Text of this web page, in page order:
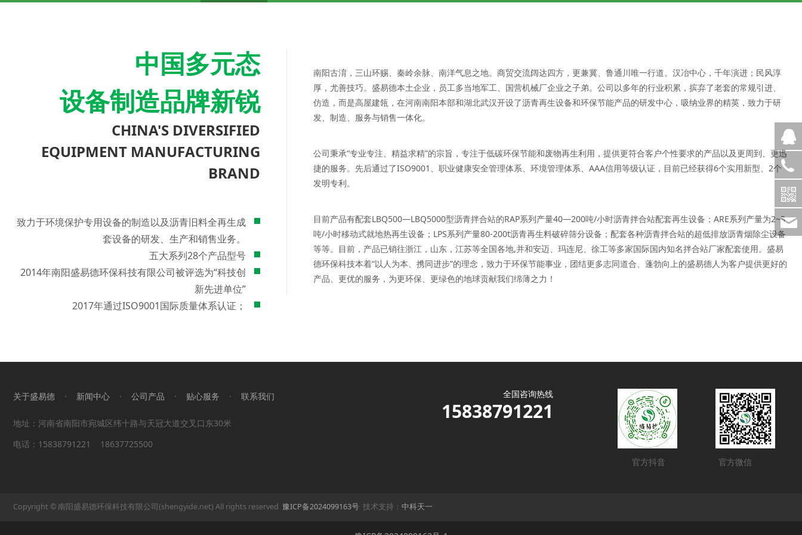
中国多元态
设备制造品牌新锐
CHINA'S DIVERSIFIED
EQUIPMENT MANUFACTURING
BRAND
致力于环境保护专用设备的制造以及沥青旧料全再生成
套设备的研发、生产和销售业务。
五大系列28个产品型号
2014年南阳盛易德环保科技有限公司被评选为“科技创
新先进单位”
2017年通过ISO9001国际质量体系认证；
南阳古淯，三山环赐、秦岭余脉、南洋气息之地。商贸交流阔达四方，更兼冀、鲁通川唯一行道。汉冶中心，千年演进；民风淳
厚，尤善技巧。盛易德本土企业，员工多当地军工、国营机械厂企业之子弟。公司以多年的行业积累，摈弃了老套的常规引进、
仿造，而是高屋建瓴，在河南南阳本部和湖北武汉开设了沥青再生设备和环保节能产品的研发中心，吸纳业界的精英，致力于研
发、制造、服务与销售一体化。
公司秉承“专业专注、精益求精”的宗旨，专注于低碳环保节能和废物再生利用，提供更符合客户个性要求的产品以及更周到、更迅
捷的服务。先后通过了ISO9001、职业健康安全管理体系、环境管理体系、AAA信用等级认证，目前已经获得6个实用新型、2个
发明专利。
目前产品有配套LBQ500—LBQ5000型沥青拌合站的RAP系列产量40—200吨/小时沥青拌合站配套再生设备；ARE系列产量为2~3
吨/小时移动式就地热再生设备；LPS系列产量80-200t沥青再生料破碎筛分设备；配套各种沥青拌合站的超低排放沥青烟除尘设备
等等。目前，产品已销往浙江，山东，江苏等全国各地,并和安迈、玛连尼、徐工等多家国际国内知名拌合站厂家配套使用。盛易
德环保科技本着“以人为本、携同进步”的理念，致力于环保节能事业，团结更多志同道合、蓬勃向上的盛易德人为客户提供更好的
产品、更优的服务，为更环保、更绿色的地球贡献我们绵薄之力！
关于盛易德 · 新闻中心 · 公司产品 · 贴心服务 · 联系我们
地址：河南省南阳市宛城区纬十路与天冠大道交叉口东30米
电话：15838791221
18637725500
全国咨询热线
15838791221
官方抖音 官方微信
Copyright © 南阳盛易德环保科技有限公司(shengyide.net) All rights reserved 豫ICP备2024099163号 技术支持： 中科天一